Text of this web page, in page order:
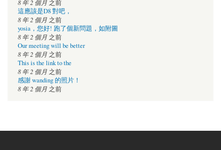
8 年 2 個月 之前
這應該是D8 對吧，
8 年 2 個月 之前
yosia，您好! 跑了個新問題，如附圖
8 年 2 個月 之前
Our meeting will be better
8 年 2 個月 之前
This is the link to the
8 年 2 個月 之前
感謝 wanding 的照片！
8 年 2 個月 之前